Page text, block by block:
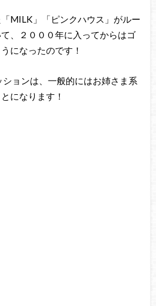
MILK」「ピンクハウス」がルー
、２０００年に入ってからはゴ
になったのです！
ョンは、一般的にはお姉さま系
になります！